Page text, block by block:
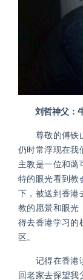
刘哲神父：
尊敬的傅铁山
仍时常浮现在我
主教是一位和蔼
特的眼光看到教
下，被送到香港
教的愿景和眼光
得去香港学习的
区。
记得在香港读
回老家去探望我